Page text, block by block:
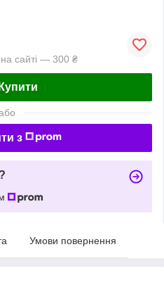
сайті — 300 ₴
Купити
з
Умови повернення